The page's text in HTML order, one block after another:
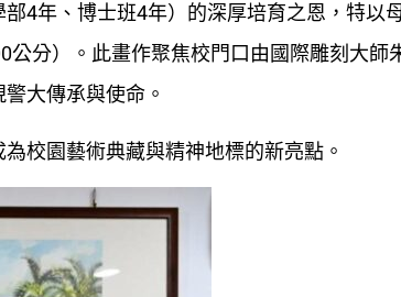
4年、博士班4年）的深厚培育之恩，特以
分）。此畫作聚焦校門口由國際雕刻大師
大傳承與使命。
校園藝術典藏與精神地標的新亮點。